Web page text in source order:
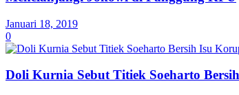
Januari 18, 2019
0
Doli Kurnia Sebut Titiek Soeharto